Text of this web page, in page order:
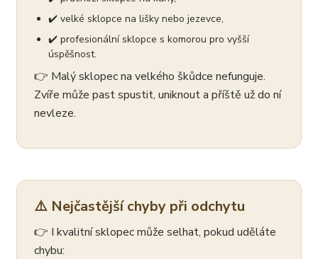
✔️ velké sklopce na lišky nebo jezevce,
✔️ profesionální sklopce s komorou pro vyšší
úspěšnost.
👉 Malý sklopec na velkého škůdce nefunguje.
Zvíře může past spustit, uniknout a příště už do ní
nevleze.
⚠️ Nejčastější chyby při odchytu
👉 I kvalitní sklopec může selhat, pokud uděláte
chybu: